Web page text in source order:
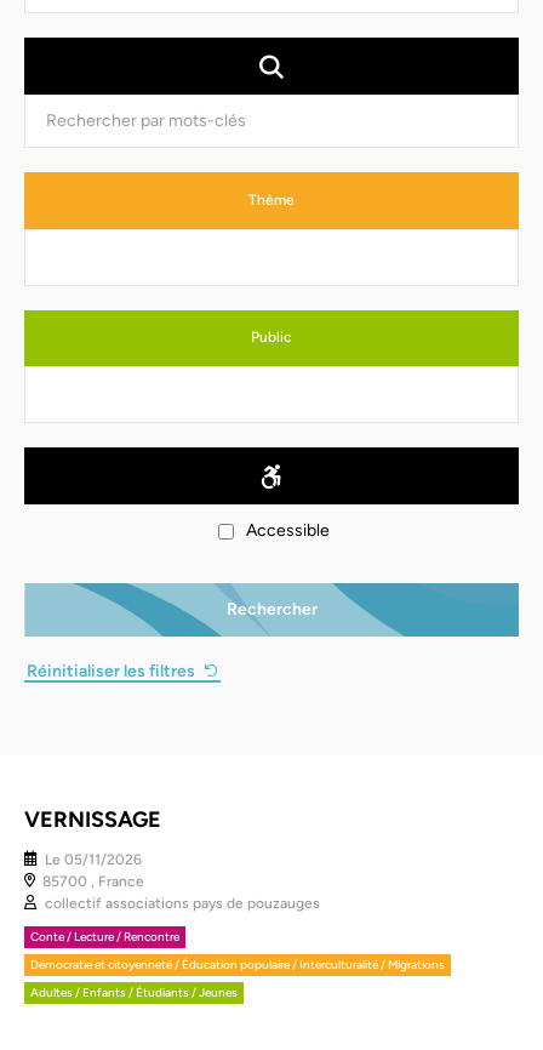
VERNISSAGE
Le 05/11/2026
85700 , France
collectif associations pays de pouzauges
Conte / Lecture / Rencontre
Démocratie et citoyenneté / Éducation populaire / Interculturalité / Migrations
Adultes / Enfants / Étudiants / Jeunes
Thème
Public
Accessible
Rechercher
Réinitialiser les filtres